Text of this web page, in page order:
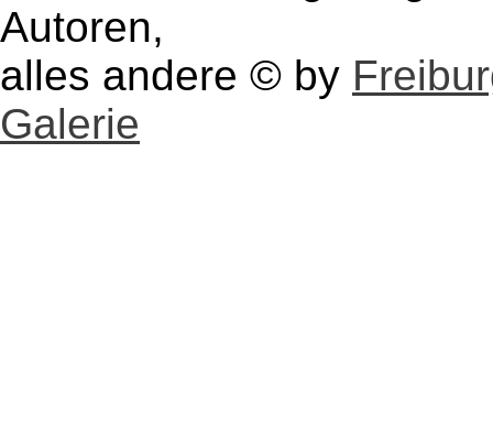
Autoren,
alles andere © by
Galerie